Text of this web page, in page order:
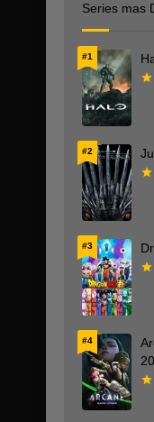
Armenio
Aventura
Bélica
BRRip
Cantonés
Catalan
Checo
Chino
Ciencia
Cingalés
Series mas
#1
#2
#3
#4